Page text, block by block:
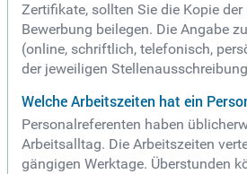
Zertifikate, sollten Sie die Kopie der
Bewerbung beilegen. Die Angabe
(online, schriftlich, telefonisch,
der jeweiligen
Welche Arbeitszeiten hat ein
Personalreferenten haben
Arbeitsalltag. Die Arbeitszeiten
gängigen Werktage. Überstunden